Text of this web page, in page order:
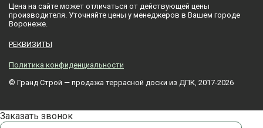
Цена на сайте может отличаться от действующей цены
производителя. Уточняйте цены у менеджеров в Вашем городе
Воронежe.
РЕКВИЗИТЫ
Политика конфиденциальности
© Гранд Строй — продажа террасной доски из ДПК, 2017-2026
Заказать звонок